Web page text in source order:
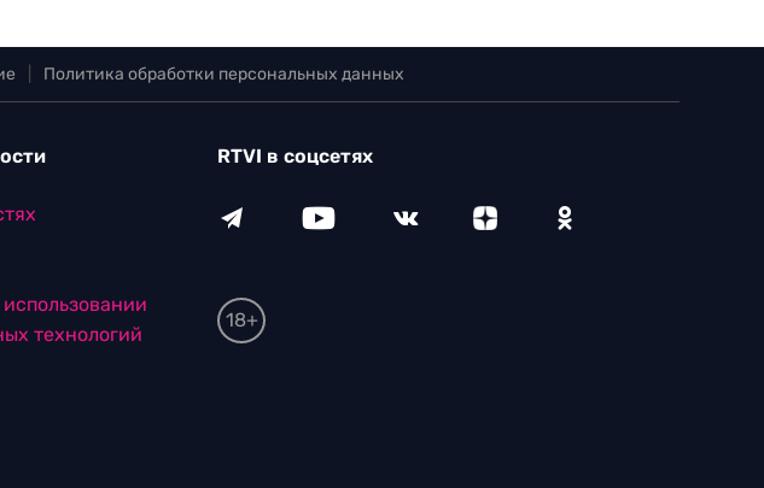
Политика обработки персональных данных
технологий
RTVI в соцсетях
18+